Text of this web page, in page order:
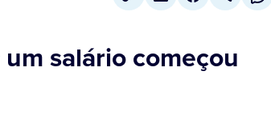
salário começou